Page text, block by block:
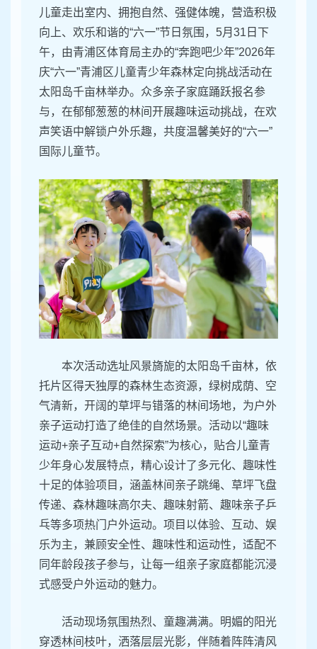
儿童走出室内、拥抱自然、强健体魄，营造积极
向上、欢乐和谐的“六一”节日氛围，5月31日下
午，由青浦区体育局主办的“奔跑吧少年”2026年
庆“六一”青浦区儿童青少年森林定向挑战活动在
太阳岛千亩林举办。众多亲子家庭踊跃报名参
与，在郁郁葱葱的林间开展趣味运动挑战，在欢
声笑语中解锁户外乐趣，共度温馨美好的“六一”
国际儿童节。
本次活动选址风景旖旎的太阳岛千亩林，依
托片区得天独厚的森林生态资源，绿树成荫、空
气清新，开阔的草坪与错落的林间场地，为户外
亲子运动打造了绝佳的自然场景。活动以“趣味
运动+亲子互动+自然探索”为核心，贴合儿童青
少年身心发展特点，精心设计了多元化、趣味性
十足的体验项目，涵盖林间亲子跳绳、草坪飞盘
传递、森林趣味高尔夫、趣味射箭、趣味亲子乒
乓等多项热门户外运动。项目以体验、互动、娱
乐为主，兼顾安全性、趣味性和运动性，适配不
同年龄段孩子参与，让每一组亲子家庭都能沉浸
式感受户外运动的魅力。
活动现场氛围热烈、童趣满满。明媚的阳光
穿透林间枝叶，洒落层层光影，伴随着阵阵清风